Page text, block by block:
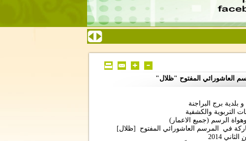
العاشورائي المفتوح "ظلال"
برج البراجنة
التربوية والكشفية
الرسم (جميع الاعمار)
في المرسم العاشورائي المفتوح [ظلال]